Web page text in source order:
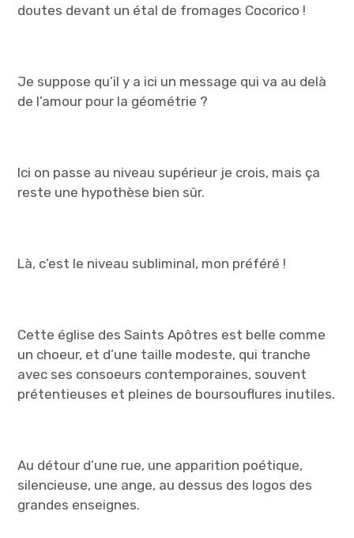
doutes devant un étal de fromages Cocorico !
Je suppose qu’il y a ici un message qui va au delà
de l’amour pour la géométrie ?
Ici on passe au niveau supérieur je crois, mais ça
reste une hypothèse bien sûr.
Là, c’est le niveau subliminal, mon préféré !
Cette église des Saints Apôtres est belle comme
un choeur, et d’une taille modeste, qui tranche
avec ses consoeurs contemporaines, souvent
prétentieuses et pleines de boursouflures inutiles.
Au détour d’une rue, une apparition poétique,
silencieuse, une ange, au dessus des logos des
grandes enseignes.